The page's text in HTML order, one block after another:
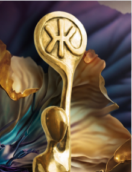
Prijavi se